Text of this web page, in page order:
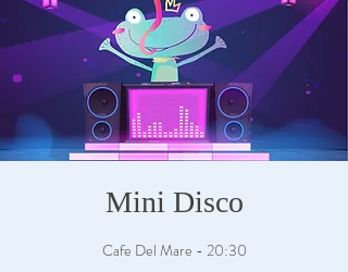
Mini Disco
Cafe Del Mare - 20:30